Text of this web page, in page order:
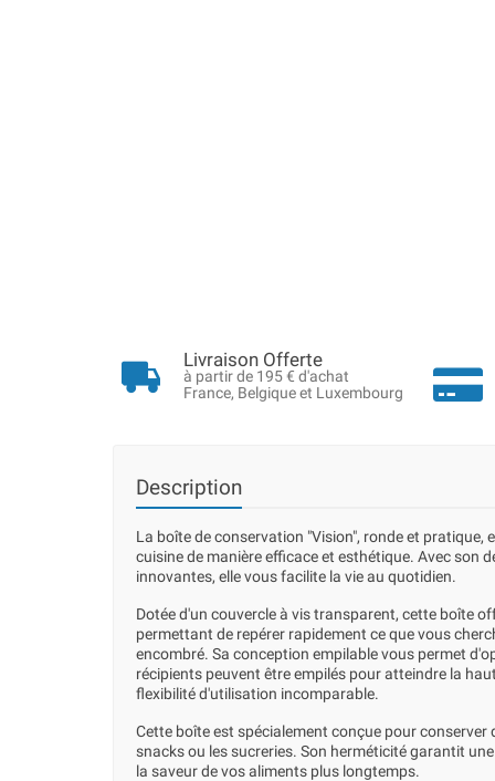
Livraison Offerte
à partir de 195 € d'achat
France, Belgique et Luxembourg
Description
La boîte de conservation "Vision", ronde et
cuisine de manière efficace et esthétique. Avec son
innovantes, elle vous facilite la vie au quotidien.
Dotée d'un couvercle à vis transparent, cette boîte
permettant de repérer rapidement ce que vous
encombré. Sa conception empilable vous permet
récipients peuvent être empilés pour atteindre la
flexibilité d'utilisation incomparable.
Cette boîte est spécialement conçue pour conserver
snacks ou les sucreries. Son herméticité garantit
la saveur de vos aliments plus longtemps.